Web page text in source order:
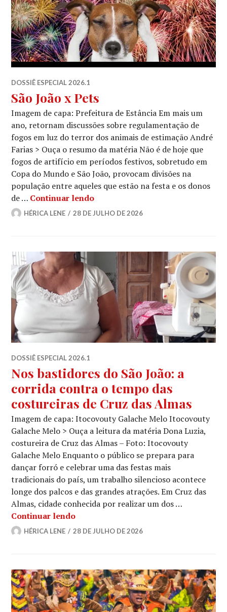
DOSSIÊ ESPECIAL 2026.1
São João x Pets
Imagem de capa: Prefeitura de Estância Em mais um
ano, retornam discussões sobre regulamentação de
fogos em luz do terror dos animais de estimação André
Farias > Ouça o resumo da matéria Não é de hoje que
fogos de artifício em períodos festivos, sobretudo em
Copa do Mundo e São João, provocam divisões na
população entre aqueles que estão na festa e os donos
de … Continuar lendoSão João x Pets
HÉRICA LENE 28 DE JULHO DE 2026
DOSSIÊ ESPECIAL 2026.1
Nos bastidores do São João: a
corrida contra o tempo das
costureiras de Cruz das Almas
Imagem de capa: Itocovouty Galache Melo Itocovouty
Galache Melo > Ouça a leitura da matéria Dona Luzia,
costureira de Cruz das Almas – Foto: Itocovouty
Galache Melo Enquanto o público se prepara para
dançar forró e celebrar uma das festas mais
tradicionais do país, um trabalho silencioso acontece
longe dos palcos e das grandes atrações. Em Cruz das
Almas, cidade conhecida por realizar um dos …
Continuar lendoNos bastidores do São João: a
HÉRICA LENE 28 DE JULHO DE 2026